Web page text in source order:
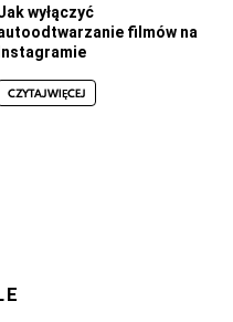
wyłączyć
filmów na
Instagramie
CZYTAJ WIĘCEJ